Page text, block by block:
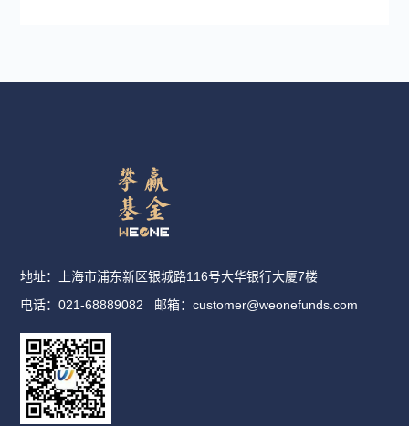
地址：上海市浦东新区银城路116号大华银行大厦7楼
电话：021-68889082 邮箱：customer@weonefunds.com